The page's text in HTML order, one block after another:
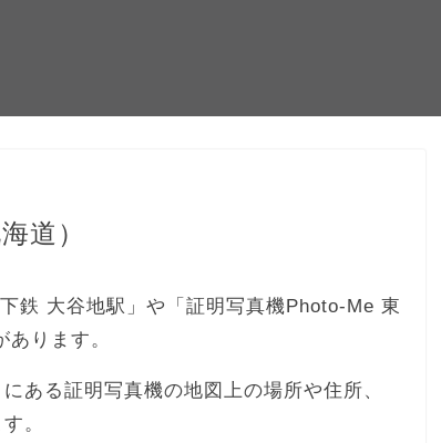
道）
鉄 大谷地駅」や「証明写真機Photo-Me 東
ります。
ある証明写真機の地図上の場所や住所、
。